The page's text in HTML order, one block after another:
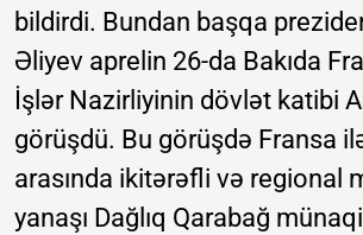
bildirdi. Bundan başqa
Əliyev aprelin 26-da Bakıda
İşlər Nazirliyinin dövlət katibi
görüşdü. Bu görüşdə Fransa
arasında ikitərəfli və regional
yanaşı Dağlıq Qarabağ